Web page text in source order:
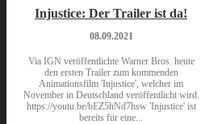
Injustice: Der Trailer ist da!
08.09.2021
Via IGN veröffentlichte Warner Bros. heute
den ersten Trailer zum kommenden
Animationsfilm 'Injustice', welcher im
November in Deutschland veröffentlicht wird.
https://youtu.be/bEZ5hNd7hsw 'Injustice' ist
bereits für eine...